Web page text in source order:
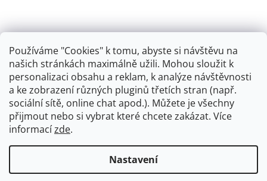
Používáme "Cookies" k tomu, abyste si návštěvu na
našich stránkách maximálně užili. Mohou sloužit k
personalizaci obsahu a reklam, k analýze návštěvnosti
a ke zobrazení různých pluginů třetích stran (např.
sociální sítě, online chat apod.). Můžete je všechny
přijmout nebo si vybrat které chcete zakázat. Více
informacízde.
Nastavení
Retro koupelna
Vytvořil Shoptet + plnenieshopu.cz